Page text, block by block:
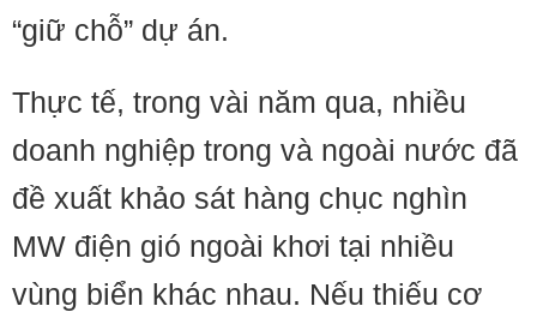
“giữ chỗ” dự án.
Thực tế, trong vài năm qua, nhiều
doanh nghiệp trong và ngoài nước đã
đề xuất khảo sát hàng chục nghìn
MW điện gió ngoài khơi tại nhiều
vùng biển khác nhau. Nếu thiếu cơ